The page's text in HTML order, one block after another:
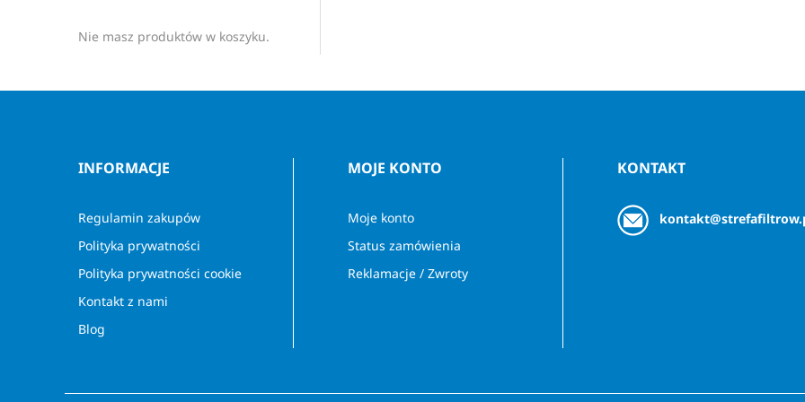
Nie masz produktów w koszyku.
INFORMACJE
Regulamin zakupów
Polityka prywatności
Polityka prywatności cookie
Kontakt z nami
Blog
MOJE KONTO
Moje konto
Status zamówienia
Reklamacje / Zwroty
KONTAKT